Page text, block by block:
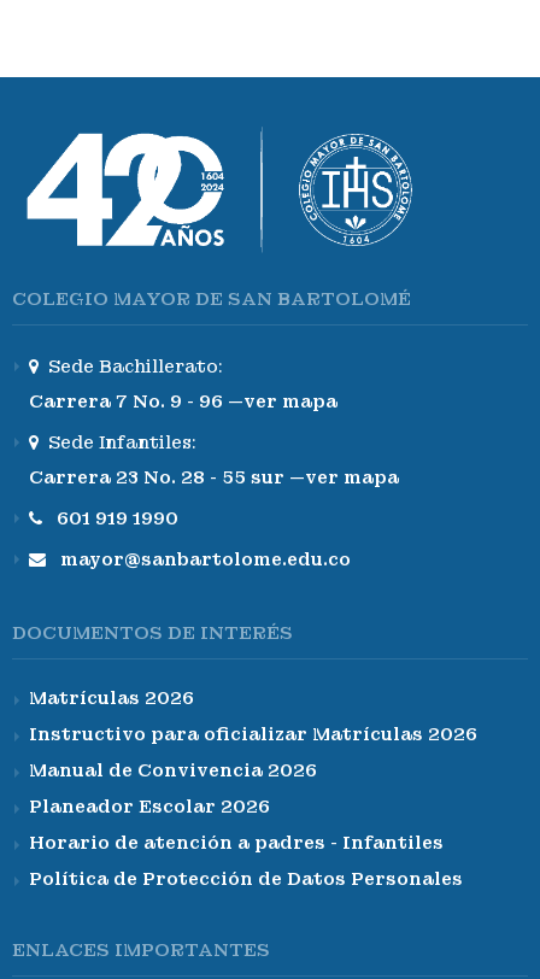
COLEGIO MAYOR DE SAN BARTOLOMÉ
Sede Bachillerato:
Carrera 7 No. 9 - 96 —ver mapa
Sede Infantiles:
Carrera 23 No. 28 - 55 sur —ver mapa
601 919 1990
mayor@sanbartolome.edu.co
DOCUMENTOS DE INTERÉS
Matrículas 2026
Instructivo para oficializar Matrículas 2026
Manual de Convivencia 2026
Planeador Escolar 2026
Horario de atención a padres - Infantiles
Política de Protección de Datos Personales
ENLACES IMPORTANTES